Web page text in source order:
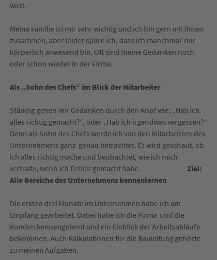
wird.
Meine Familie ist mir sehr wichtig und ich bin gern mit ihnen
zusammen, aber leider spüre ich, dass ich manchmal nur
körperlich anwesend bin. Oft sind meine Gedanken noch
oder schon wieder in der Firma.
Als „Sohn des Chefs“ im Blick der Mitarbeiter
Ständig gehen mir Gedanken durch den Kopf wie: „Hab ich
alles richtig gemacht?“, oder „Hab ich irgendwas vergessen?“
Denn als Sohn des Chefs werde ich von den Mitarbeitern des
Unternehmens ganz genau betrachtet. Es wird geschaut, ob
ich alles richtig mache und beobachtet, wie ich mich
verhalte, wenn ich Fehler gemacht habe. Ziel:
Alle Bereiche des Unternehmens kennenlernen
Die ersten drei Monate im Unternehmen habe ich am
Empfang gearbeitet. Dabei habe ich die Firma und die
Kunden kennengelernt und ein Einblick der Arbeitsabläufe
bekommen. Auch Kalkulationen für die Bauleitung gehörte
zu meinen Aufgaben.